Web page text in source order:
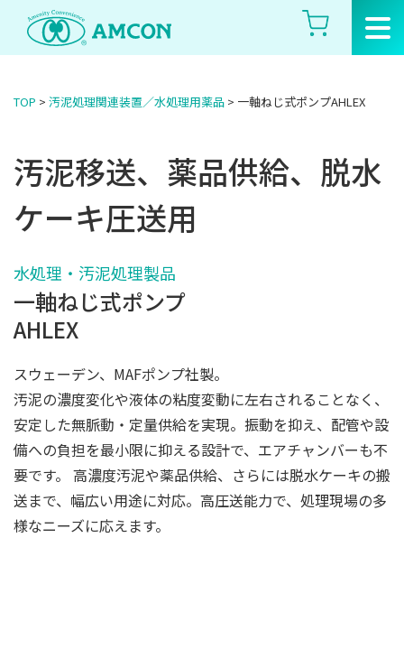
Skip
the
TOP > 汚泥処理関連装置／水処理用薬品 > 一軸ねじ式ポンプAHLEX
汚泥移送、薬品供給、脱水
ケーキ圧送用
水処理・汚泥処理製品
一軸ねじ式ポンプ
AHLEX
スウェーデン、MAFポンプ社製。
汚泥の濃度変化や液体の粘度変動に左右されることなく、
安定した無脈動・定量供給を実現。振動を抑え、配管や設
備への負担を最小限に抑える設計で、エアチャンバーも不
要です。 高濃度汚泥や薬品供給、さらには脱水ケーキの搬
送まで、幅広い用途に対応。高圧送能力で、処理現場の多
様なニーズに応えます。